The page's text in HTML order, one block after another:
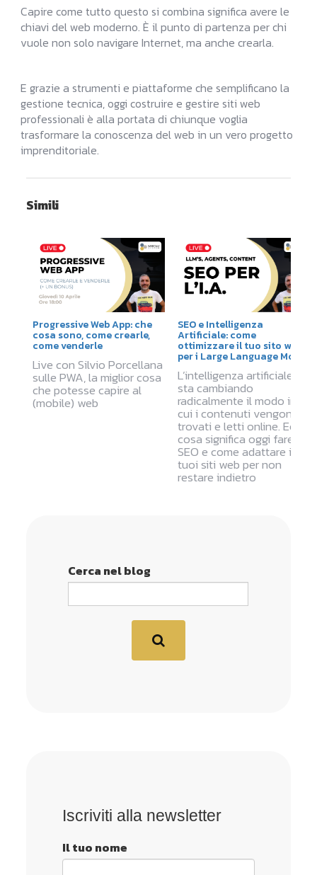
Capire come tutto questo si combina significa avere le
chiavi del web moderno. È il punto di partenza per chi
vuole non solo navigare Internet, ma anche crearla.
E grazie a strumenti e piattaforme che semplificano la
gestione tecnica, oggi costruire e gestire siti web
professionali è alla portata di chiunque voglia
trasformare la conoscenza del web in un vero progetto
imprenditoriale.
Simili
Progressive Web App: che
cosa sono, come crearle,
come venderle
Live con Silvio Porcellana
sulle PWA, la miglior cosa
che potesse capire al
(mobile) web
SEO e Intelligenza
Artificiale: come
ottimizzare il tuo sito web
per i Large Language Model
L’intelligenza artificiale
sta cambiando
radicalmente il modo in
cui i contenuti vengono
trovati e letti online. Ecco
cosa significa oggi fare
SEO e come adattare i
tuoi siti web per non
restare indietro
Cerca nel blog
Iscriviti alla newsletter
Il tuo nome